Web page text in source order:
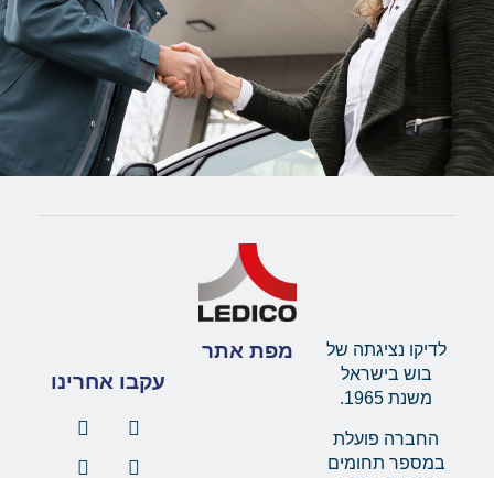
לדיקו נציגתה של
בוש בישראל
משנת 1965.
החברה פועלת
במספר תחומים
מפת אתר
עקבו אחרינו